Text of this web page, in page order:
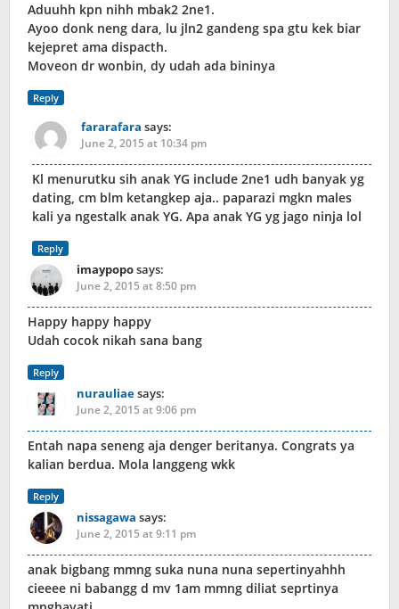
Aduuhh kpn nihh mbak2 2ne1.
Ayoo donk neng dara, lu jln2 gandeng spa gtu kek biar
kejepret ama dispacth.
Moveon dr wonbin, dy udah ada bininya
Reply
fararafara says:
June 2, 2015 at 10:34 pm
Kl menurutku sih anak YG include 2ne1 udh banyak yg
dating, cm blm ketangkep aja.. paparazi mgkn males
kali ya ngestalk anak YG. Apa anak YG yg jago ninja lol
Reply
imaypoposays:
June 2, 2015 at 8:50 pm
Happy happy happy
Udah cocok nikah sana bang
Reply
nurauliaesays:
June 2, 2015 at 9:06 pm
Entah napa seneng aja denger beritanya. Congrats ya
kalian berdua. Mola langgeng wkk
Reply
nissagawa says:
June 2, 2015 at 9:11 pm
anak bigbang mmng suka nuna nuna sepertinyahhh
cieeee ni babangg d mv 1am mmng diliat seprtinya